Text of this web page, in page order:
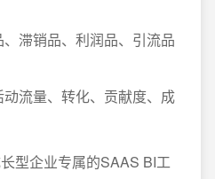
滞销品、利润品、引流品
流量、转化、贡献度、成
型企业专属的SAAS BI工